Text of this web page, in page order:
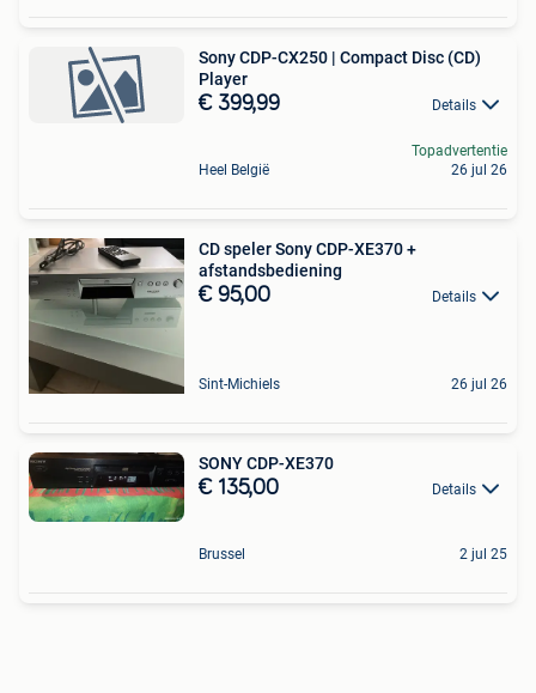
Sony CDP-CX250 | Compact Disc (CD)
Player
€ 399,99 Details
Heel België
Topadvertentie
26 jul 26
CD speler Sony CDP-XE370 +
afstandsbediening
€ 95,00 Details
Sint-Michiels 26 jul 26
SONY CDP-XE370
€ 135,00 Details
Brussel 2 jul 25